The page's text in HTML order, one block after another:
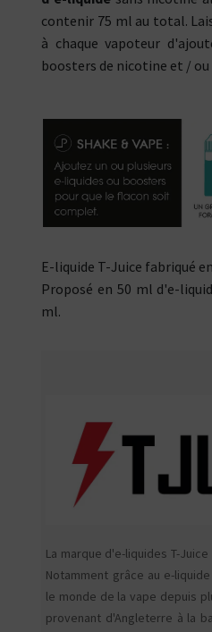
contenir 75 ml au total.
à chaque vapoteur
boosters de nicotine et / ou
E-liquide T-Juice fabriqué
Proposé en 50 ml d'e-
ml.
La marque d'e-liquides T-
Notamment grâce au e-
le monde de la vape depuis
provenant d'Angleterre à la